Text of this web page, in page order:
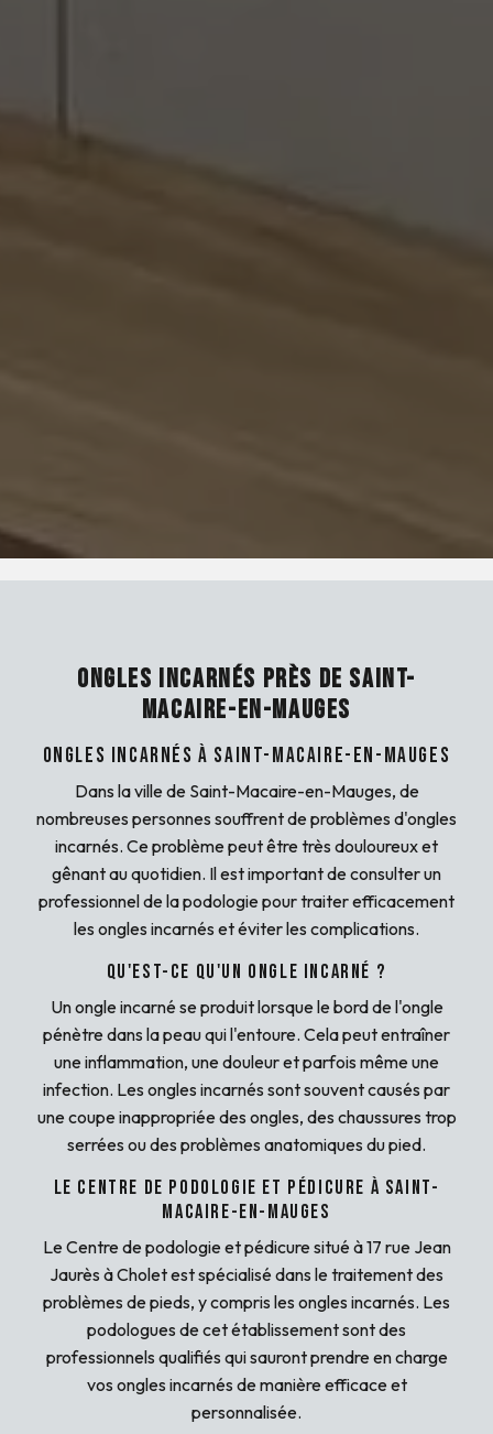
ONGLES INCARNÉS PRÈS DE SAINT-
MACAIRE-EN-MAUGES
Ongles incarnés à Saint-Macaire-en-Mauges
Dans la ville de Saint-Macaire-en-Mauges, de
nombreuses personnes souffrent de problèmes d'ongles
incarnés. Ce problème peut être très douloureux et
gênant au quotidien. Il est important de consulter un
professionnel de la podologie pour traiter efficacement
les ongles incarnés et éviter les complications.
Qu'est-ce qu'un ongle incarné ?
Un ongle incarné se produit lorsque le bord de l'ongle
pénètre dans la peau qui l'entoure. Cela peut entraîner
une inflammation, une douleur et parfois même une
infection. Les ongles incarnés sont souvent causés par
une coupe inappropriée des ongles, des chaussures trop
serrées ou des problèmes anatomiques du pied.
Le Centre de podologie et pédicure à Saint-
Macaire-en-Mauges
Le Centre de podologie et pédicure situé à 17 rue Jean
Jaurès à Cholet est spécialisé dans le traitement des
problèmes de pieds, y compris les ongles incarnés. Les
podologues de cet établissement sont des
professionnels qualifiés qui sauront prendre en charge
vos ongles incarnés de manière efficace et
personnalisée.